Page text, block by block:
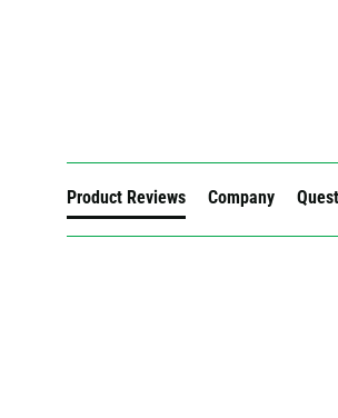
Product Reviews Company